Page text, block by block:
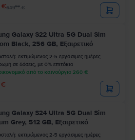
€64999€
Galaxy S22 Ultra 5G Dual Sim
Black, 256 GB, Εξαιρετικό
εκτιμώμενος 2-5 εργάσιμες ημέρες
σε δόσεις, με 0% επιτόκιο
από το καινούργιο 260 €
€
Galaxy S24 Ultra 5G Dual Sim
Grey, 512 GB, Εξαιρετικό
εκτιμώμενος 2-5 εργάσιμες ημέρες